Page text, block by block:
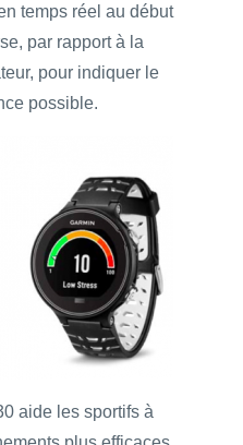
temps réel au début
par rapport à la
pour indiquer le
possible.
aide les sportifs à